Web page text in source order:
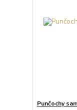
Punčochy